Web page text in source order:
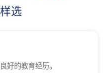
选
好的教育经历。